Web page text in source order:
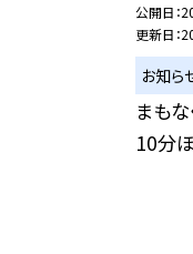
公開日
更新日
お知ら
まも
10分